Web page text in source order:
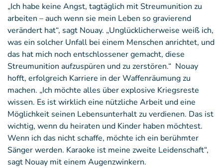
„Ich habe keine Angst, tagtäglich mit Streumunition zu
arbeiten – auch wenn sie mein Leben so gravierend
verändert hat“, sagt Nouay. „Unglücklicherweise weiß ich,
was ein solcher Unfall bei einem Menschen anrichtet, und
das hat mich noch entschlossener gemacht, diese
Streumunition aufzuspüren und zu zerstören.“ Nouay
hofft, erfolgreich Karriere in der Waffenräumung zu
machen. „Ich möchte alles über explosive Kriegsreste
wissen. Es ist wirklich eine nützliche Arbeit und eine
Möglichkeit seinen Lebensunterhalt zu verdienen. Das ist
wichtig, wenn du heiraten und Kinder haben möchtest.
Wenn ich das nicht schaffe, möchte ich ein berühmter
Sänger werden. Karaoke ist meine zweite Leidenschaft“,
sagt Nouay mit einem Augenzwinkern.